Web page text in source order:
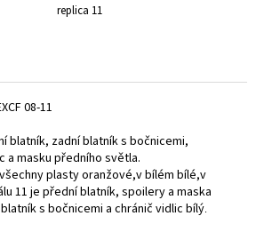
replica 11
08-11
blatník, zadní blatník s bočnicemi,
a masku předního světla.
plasty oranžové,v bílém bílé,v
11 je přední blatník, spoilery a maska
s bočnicemi a chránič vidlic bílý